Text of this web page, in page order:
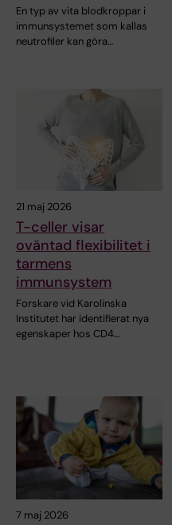
En typ av vita blodkroppar i
immunsystemet som kallas
neutrofiler kan göra…
21 maj 2026
T-celler visar
oväntad flexibilitet i
tarmens
immunsystem
Forskare vid Karolinska
Institutet har identifierat nya
egenskaper hos CD4…
7 maj 2026